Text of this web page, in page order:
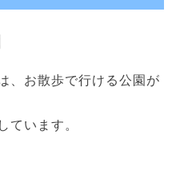
、お散歩で行ける公園が
ています。